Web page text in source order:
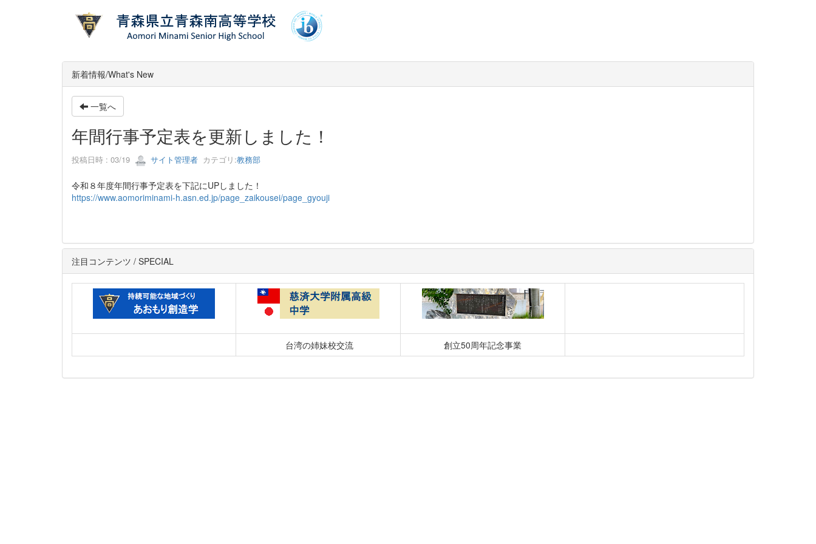
新着情報/What's New
一覧へ
年間行事予定表を更新しました！
投稿日時 : 03/19 サイト管理者 カテゴリ:教務部
令和８年度年間行事予定表を下記にUPしました！
https://www.aomoriminami-h.asn.ed.jp/page_zaikousei/page_gyouji
注目コンテンツ / SPECIAL
台湾の姉妹校交流 創立50周年記念事業